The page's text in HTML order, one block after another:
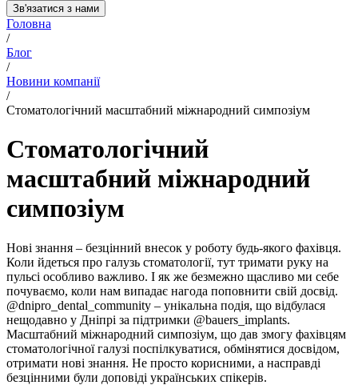
Зв'язатися з нами
Головна
/
Блог
/
Новини компанії
/
Стоматологічний масштабний міжнародний симпозіум
Стоматологічний
масштабний міжнародний
симпозіум
Нові знання – безцінний внесок у роботу будь-якого фахівця.
Коли йдеться про галузь стоматології, тут тримати руку на
пульсі особливо важливо. І як же безмежно щасливо ми себе
почуваємо, коли нам випадає нагода поповнити свій досвід.
@dnipro_dental_community – унікальна подія, що відбулася
нещодавно у Дніпрі за підтримки @bauers_implants.
Масштабний міжнародний симпозіум, що дав змогу фахівцям
стоматологічної галузі поспілкуватися, обмінятися досвідом,
отримати нові знання. Не просто корисними, а насправді
безцінними були доповіді українських спікерів.